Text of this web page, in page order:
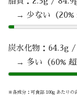
→ 少ない（20%
炭水化物：64.3g /
→ 多い（60% 超
※各成分：可食部 100g あたりの